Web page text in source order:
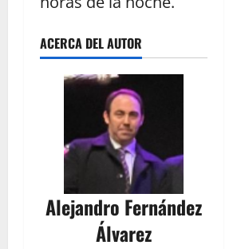
ACERCA DEL AUTOR
Alejandro Fernández
Álvarez